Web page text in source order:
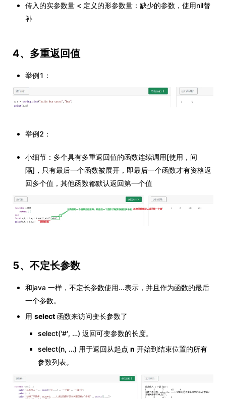
传入的实参数量 < 定义的形参数量：缺少的参数，使用nil替
补
4、多重返回值
举例1：
举例2：
小细节：多个具有多重返回值的函数连续调用[使用，间
隔]，只有最后一个函数被展开，即最后一个函数才有资格返
回多个值，其他函数都默认返回第一个值
5、不定长参数
和java 一样，不定长参数使用...表示，并且作为函数的最后
一个参数。
用 select 函数来访问变长参数了
select('#', …) 返回可变参数的长度。
select(n, …) 用于返回从起点 n 开始到结束位置的所有
参数列表。